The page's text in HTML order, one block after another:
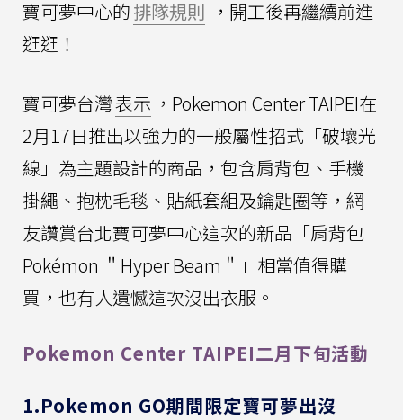
寶可夢中心的排隊規則 ，開工後再繼續前進
逛逛！
寶可夢台灣表示 ，Pokemon Center TAIPEI在
2月17日推出以強力的一般屬性招式「破壞光
線」為主題設計的商品，包含肩背包、手機
掛繩、抱枕毛毯、貼紙套組及鑰匙圈等，網
友讚賞台北寶可夢中心這次的新品「肩背包
Pokémon ＂Hyper Beam＂」相當值得購
買，也有人遺憾這次沒出衣服。
Pokemon Center TAIPEI二月下旬活動
1.Pokemon GO期間限定寶可夢出沒